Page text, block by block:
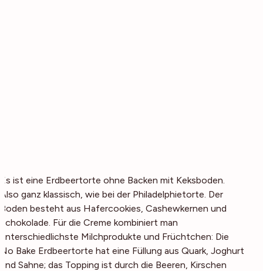
Es ist eine Erdbeertorte ohne Backen mit Keksboden.
Also ganz klassisch, wie bei der Philadelphietorte. Der
Boden besteht aus Hafercookies, Cashewkernen und
Schokolade. Für die Creme kombiniert man
unterschiedlichste Milchprodukte und Früchtchen: Die
No Bake Erdbeertorte hat eine Füllung aus Quark, Joghurt
und Sahne; das Topping ist durch die Beeren, Kirschen